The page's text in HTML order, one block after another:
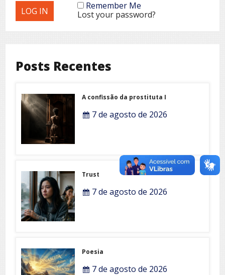
Remember Me
Lost your password?
Posts Recentes
A confissão da prostituta I
7 de agosto de 2026
Trust
7 de agosto de 2026
Poesia
7 de agosto de 2026